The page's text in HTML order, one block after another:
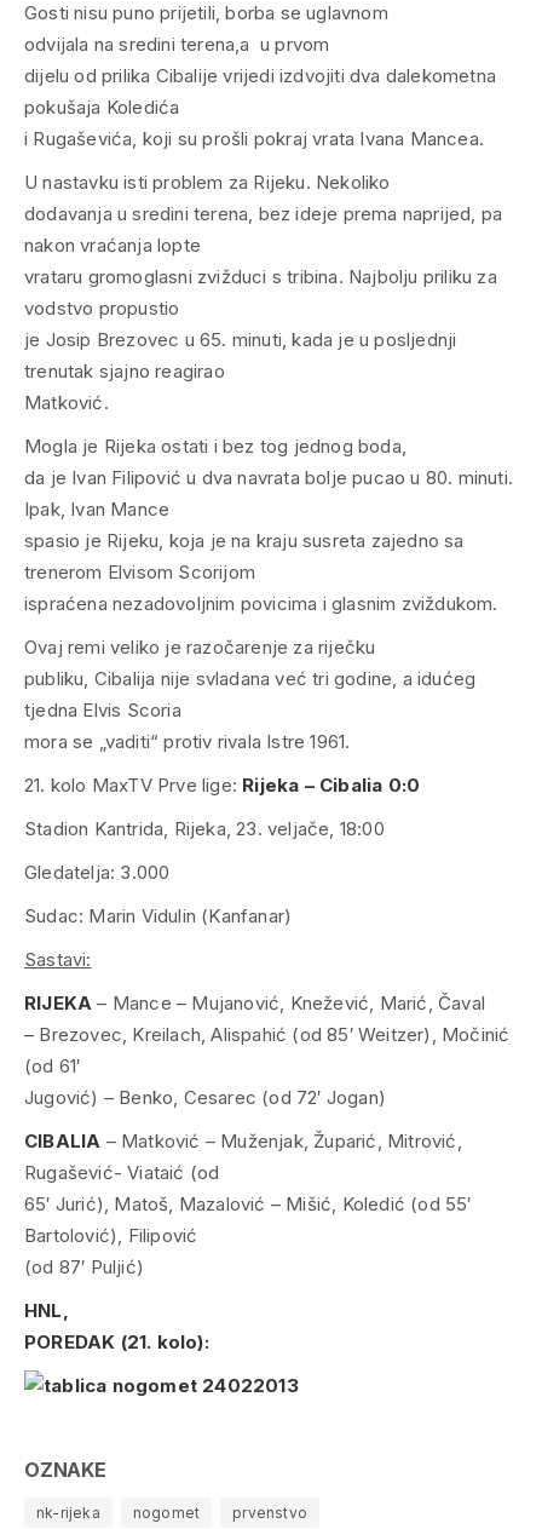
Gosti nisu puno prijetili, borba se uglavnom
odvijala na sredini terena,a u prvom
dijelu od prilika Cibalije vrijedi izdvojiti dva dalekometna
pokušaja Koledića
i Rugaševića, koji su prošli pokraj vrata Ivana Mancea.
U nastavku isti problem za Rijeku. Nekoliko
dodavanja u sredini terena, bez ideje prema naprijed, pa
nakon vraćanja lopte
vrataru gromoglasni zvižduci s tribina. Najbolju priliku za
vodstvo propustio
je Josip Brezovec u 65. minuti, kada je u posljednji
trenutak sjajno reagirao
Matković.
Mogla je Rijeka ostati i bez tog jednog boda,
da je Ivan Filipović u dva navrata bolje pucao u 80. minuti.
Ipak, Ivan Mance
spasio je Rijeku, koja je na kraju susreta zajedno sa
trenerom Elvisom Scorijom
ispraćena nezadovoljnim povicima i glasnim zviždukom.
Ovaj remi veliko je razočarenje za riječku
publiku, Cibalija nije svladana već tri godine, a idućeg
tjedna Elvis Scoria
mora se „vaditi“ protiv rivala Istre 1961.
21. kolo MaxTV Prve lige: Rijeka – Cibalia 0:0
Stadion Kantrida, Rijeka, 23. veljače, 18:00
Gledatelja: 3.000
Sudac: Marin Vidulin (Kanfanar)
Sastavi:
RIJEKA – Mance – Mujanović, Knežević, Marić, Čaval
– Brezovec, Kreilach, Alispahić (od 85′ Weitzer), Močinić
(od 61′
Jugović) – Benko, Cesarec (od 72′ Jogan)
CIBALIA – Matković – Muženjak, Župarić, Mitrović,
Rugašević- Viataić (od
65′ Jurić), Matoš, Mazalović – Mišić, Koledić (od 55′
Bartolović), Filipović
(od 87′ Puljić)
HNL,
POREDAK (21. kolo):
OZNAKE
nk-rijeka nogomet prvenstvo